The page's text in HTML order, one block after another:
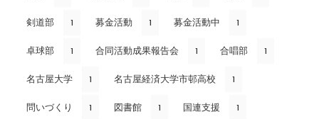
剣道部 1 募金活動 1 募金活動中 1
卓球部 1 合同活動成果報告会 1 合唱部 1
名古屋大学 1 名古屋経済大学市邨高校 1
問いづくり 1 図書館 1 国連支援 1